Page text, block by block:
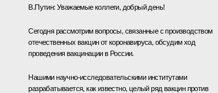
В.Путин: Уважаемые коллеги, добрый день!
Сегодня рассмотрим вопросы, связанные с производством
отечественных вакцин от коронавируса, обсудим ход
проведения вакцинации в России.
Нашими научно-исследовательскими институтами
разрабатывается, как известно, целый ряд вакцин против